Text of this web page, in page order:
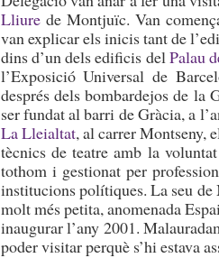
Lliurede Montjuïc. Van
van explicar els inicis tant de
dins d’un dels edificis delPalau
l’Exposició Universal de
després dels bombardejos de
ser fundat al barri de Gràcia, a
La Lleialtat, al carrer Montseny,
tècnics de teatre amb la
tothom i gestionat per
institucions polítiques. La seu
molt més petita, anomenada
inaugurar l’any 2001.
poder visitar perquè s’hi estava